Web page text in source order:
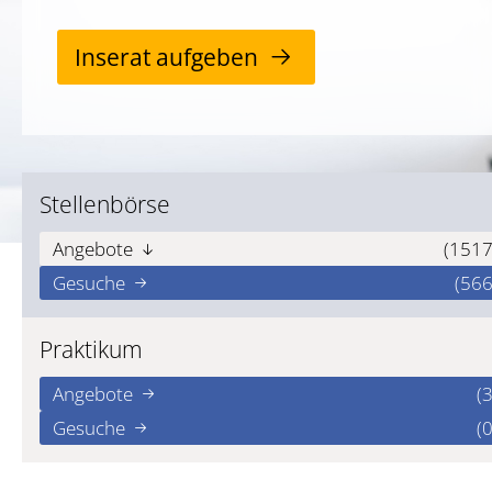
Inserat aufgeben
Stellenbörse
Angebote
Gesuche
Praktikum
Angebote
Gesuche